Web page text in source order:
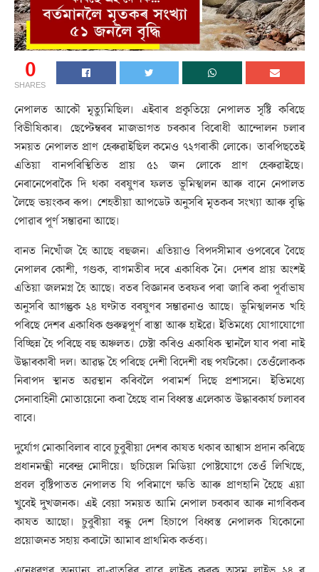
0
SHARES
নেপালত আকৌ মৃত্যুমিছিল। এইবাৰ প্ৰকৃতিয়ে নেপালত সৃষ্টি কৰিছে
বিভীষিকাৰ। ছেপ্টেম্বৰৰ মাজভাগত চৰকাৰ বিৰোধী আন্দোলন চলাৰ
সময়ত নেপালত প্ৰাণ হেৰুৱাইছিল কমেও ৭২গৰাকী লোকে। তাৰপিছতেই
এতিয়া বানপৰিস্থিতিত প্ৰায় ৫১ জন লোকে প্ৰাণ হেৰুৱাইছে।
নেৰানেপেৰাকৈ দি থকা বৰষুণৰ ফলত ভূমিস্খলন আৰু বানে নেপালত
লৈছে ভয়ংকৰ ৰূপ। শেহতীয়া আপডেট অনুসৰি মৃতকৰ সংখ্যা আৰু বৃদ্ধি
পোৱাৰ পূৰ্ণ সম্ভাৱনা আছে।
বানত নিখোঁজ হৈ আছে বহুজন। এতিয়াও বিপদসীমাৰ ওপৰেৰে বৈছে
নেপালৰ কোশী, গণ্ডক, বাগমতীৰ দৰে একাধিক নৈ। দেশৰ প্ৰায় অংশই
এতিয়া জলমগ্ন হৈ আছে। বতৰ বিজ্ঞানৰ তৰফৰ পৰা জাৰি কৰা পূৰ্বাভাষ
অনুসৰি আগন্তুক ২৪ ঘণ্টাত বৰষুণৰ সম্ভাৱনাও আছে। ভূমিস্খলনত খহি
পৰিছে দেশৰ একাধিক গুৰুত্বপূৰ্ণ ৰাস্তা আৰু হাইৱে। ইতিমধ্যে যোগাযোগো
বিচ্ছিন্ন হৈ পৰিছে বহু অঞ্চলত। চেষ্টা কৰিও একাধিক স্থানলৈ যাব পৰা নাই
উদ্ধাৰকাৰী দল। আৱদ্ধ হৈ পৰিছে দেশী বিদেশী বহু পৰ্যটকো। তেওঁলোকক
নিৰাপদ স্থানত অৱস্থান কৰিবলৈ পৰামৰ্শ দিছে প্ৰশাসনে। ইতিমধ্যে
সেনাবাহিনী মোতায়েনো কৰা হৈছে বান বিধ্বস্ত এলেকাত উদ্ধাৰকাৰ্য চলাবৰ
বাবে।
দুৰ্যোগ মোকাবিলাৰ বাবে চুবুৰীয়া দেশৰ কাষত থকাৰ আশ্বাস প্ৰদান কৰিছে
প্ৰধানমন্ত্ৰী নৰেন্দ্ৰ মোদীয়ে। ছচিয়েল মিডিয়া পোষ্টযোগে তেওঁ লিখিছে,
প্ৰবল বৃষ্টিপাতত নেপালত যি পৰিমাণে ক্ষতি আৰু প্ৰাণহানি হৈছে এয়া
খুবেই দুখজনক। এই বেয়া সময়ত আমি নেপাল চৰকাৰ আৰু নাগৰিকৰ
কাষত আছো। চুবুৰীয়া বন্ধু দেশ হিচাপে বিধ্বস্ত নেপালক যিকোনো
প্ৰয়োজনত সহায় কৰাটো আমাৰ প্ৰাথমিক কৰ্তব্য।